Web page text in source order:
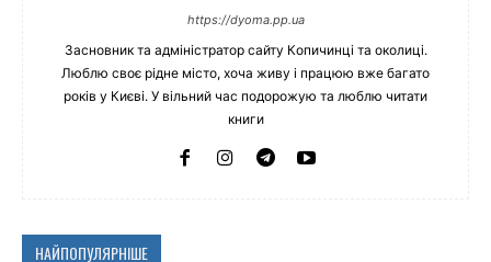
https://dyoma.pp.ua
Засновник та адміністратор сайту Копичинці та околиці.
Люблю своє рідне місто, хоча живу і працюю вже багато
років у Києві. У вільний час подорожую та люблю читати
книги
НАЙПОПУЛЯРНІШЕ